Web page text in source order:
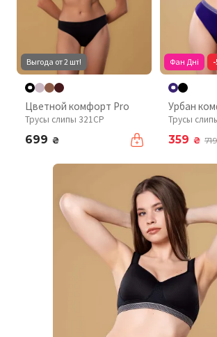
Выгода от 2 шт!
Цветной комфорт Pro
Трусы слипы 321CP
699 ₴
Фан Дні
Урбан
Трусы
359 ₴